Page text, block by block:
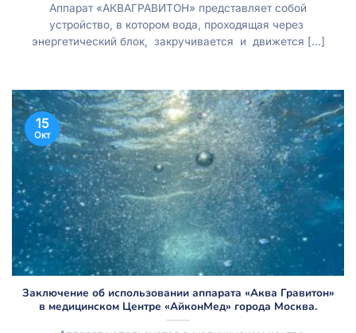
Аппарат «АКВАГРАВИТОН» представляет собой
устройство, в котором вода, проходящая через
энергетический блок, закручивается и движется [...]
Заключение об использовании аппарата «Аква Гравитон»
в медицинском Центре «АйконМед» города Москва.
15
Окт